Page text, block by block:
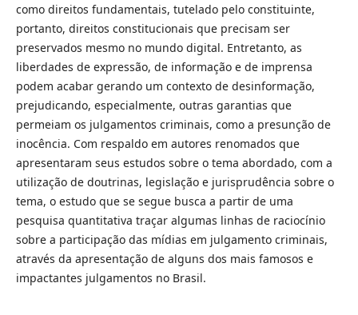
como direitos fundamentais, tutelado pelo constituinte,
portanto, direitos constitucionais que precisam ser
preservados mesmo no mundo digital. Entretanto, as
liberdades de expressão, de informação e de imprensa
podem acabar gerando um contexto de desinformação,
prejudicando, especialmente, outras garantias que
permeiam os julgamentos criminais, como a presunção de
inocência. Com respaldo em autores renomados que
apresentaram seus estudos sobre o tema abordado, com a
utilização de doutrinas, legislação e jurisprudência sobre o
tema, o estudo que se segue busca a partir de uma
pesquisa quantitativa traçar algumas linhas de raciocínio
sobre a participação das mídias em julgamento criminais,
através da apresentação de alguns dos mais famosos e
impactantes julgamentos no Brasil.